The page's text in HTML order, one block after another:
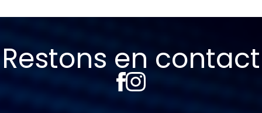
Restons en contact